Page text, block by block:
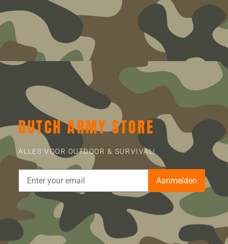
DUTCH ARMY STORE
ALLES VOOR OUTDOOR & SURVIVAL!
Aanmelden